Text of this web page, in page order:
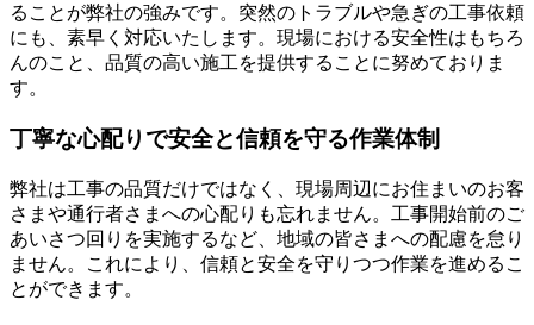
ることが弊社の強みです。突然のトラブルや急ぎの工事依頼
にも、素早く対応いたします。現場における安全性はもちろ
んのこと、品質の高い施工を提供することに努めておりま
す。
丁寧な心配りで安全と信頼を守る作業体制
弊社は工事の品質だけではなく、現場周辺にお住まいのお客
さまや通行者さまへの心配りも忘れません。工事開始前のご
あいさつ回りを実施するなど、地域の皆さまへの配慮を怠り
ません。これにより、信頼と安全を守りつつ作業を進めるこ
とができます。